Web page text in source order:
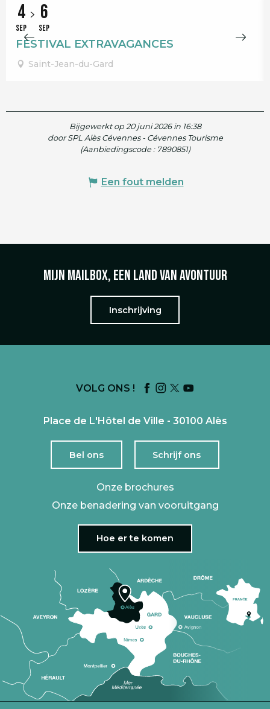
4
SEP
6
SEP
FESTIVAL EXTRAVAGANCES
Saint-Jean-du-Gard
Bijgewerkt op 20 juni 2026 in 16:38
door SPL Alès Cévennes - Cévennes Tourisme
(Aanbiedingscode : 7890851)
Een fout melden
Mijn mailbox, een land van avontuur
Inschrijving
VOLG ONS !
Place de L'Hôtel de Ville - 30100 Alès
Bel ons Schrijf ons
Onze brochures
Onze benadering van vooruitgang
Hoe er te komen